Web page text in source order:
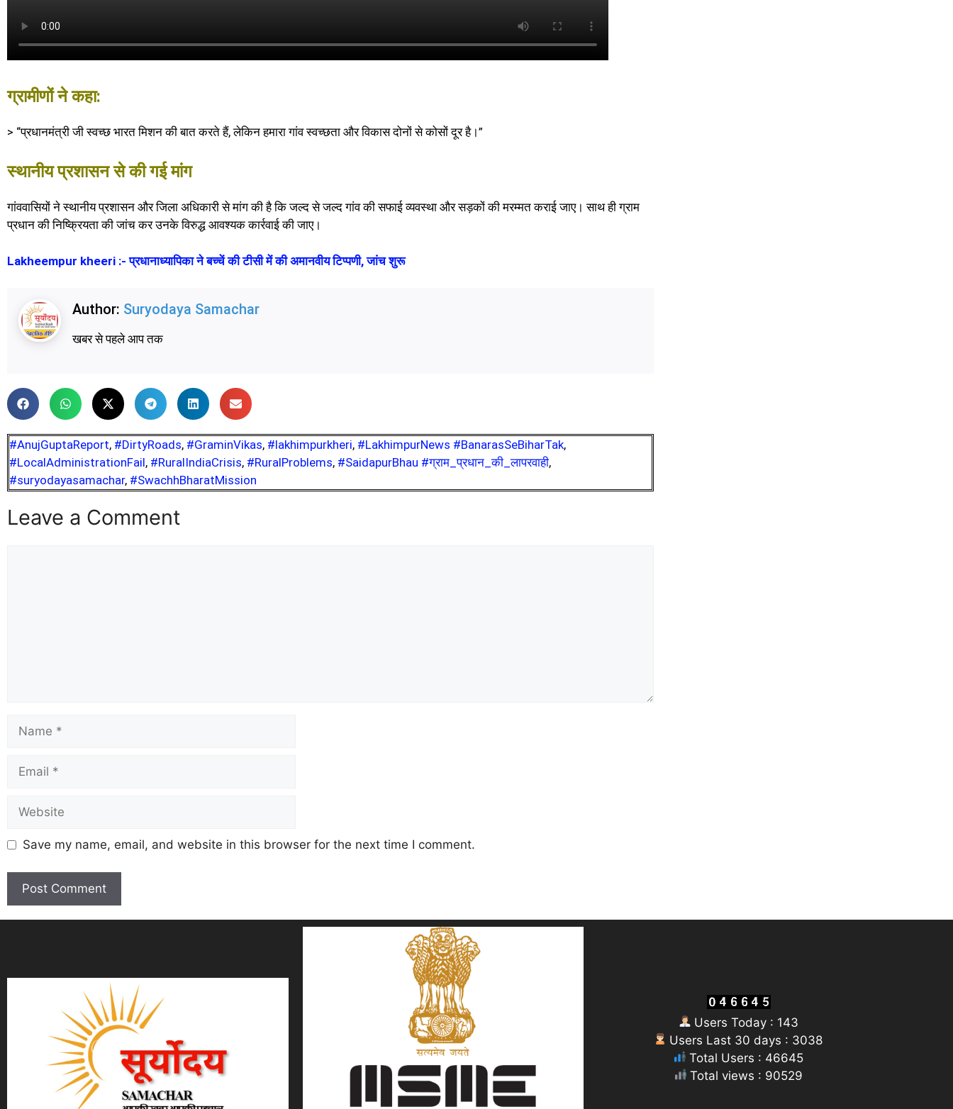
ग्रामीणों ने कहा:
> “प्रधानमंत्री जी स्वच्छ भारत मिशन की बात करते हैं, लेकिन हमारा गांव स्वच्छता और विकास दोनों से कोसों दूर है।”
स्थानीय प्रशासन से की गई मांग
गांववासियों ने स्थानीय प्रशासन और जिला अधिकारी से मांग की है कि जल्द से जल्द गांव की सफाई व्यवस्था और सड़कों की मरम्मत कराई जाए। साथ ही ग्राम
प्रधान की निष्क्रियता की जांच कर उनके विरुद्ध आवश्यक कार्रवाई की जाए।
Lakheempur kheeri :- प्रधानाध्यापिका ने बच्चें की टीसी में की अमानवीय टिप्पणी, जांच शुरू
Author: Suryodaya Samachar
खबर से पहले आप तक
#AnujGuptaReport, #DirtyRoads, #GraminVikas, #lakhimpurkheri, #LakhimpurNews #BanarasSeBiharTak,
#LocalAdministrationFail, #RuralIndiaCrisis, #RuralProblems, #SaidapurBhau #ग्राम_प्रधान_की_लापरवाही,
#suryodayasamachar, #SwachhBharatMission
Leave a Comment
Save my name, email, and website in this browser for the next time I comment.
Users Today : 143
Users Last 30 days : 3038
Total Users : 46645
Total views : 90529